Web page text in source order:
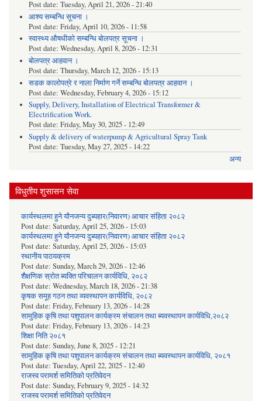
Post date: Tuesday, April 21, 2026 - 21:40
आश्य सम्बन्धि सूचना ।
Post date: Friday, April 10, 2026 - 11:58
स्वास्थ्य औषधीको सम्बन्धि बोलपत्र सूचना ।
Post date: Wednesday, April 8, 2026 - 12:31
बोलपत्र आहवान ।
Post date: Thursday, March 12, 2026 - 15:13
सडक कालोपत्रे र नाला निर्माण गर्ने सम्बन्धि बोलपत्र आहवान ।
Post date: Wednesday, February 4, 2026 - 15:12
Supply, Delivery, Installation of Electrical Transformer &
Electrification Work.
Post date: Friday, May 30, 2025 - 12:49
Supply & delivery of waterpump & Agricultural Spray Tank
Post date: Tuesday, May 27, 2025 - 14:22
अन्य
विधुतीय शुसासन सेवा
कार्यस्थलमा हुने यौनजन्य दुब्यहार(निवारण) आचार संहिता २०८२
Post date: Saturday, April 25, 2026 - 15:03
कार्यस्थलमा हुने यौनजन्य दुब्यहार(निवारण) आचार संहिता २०८२
Post date: Saturday, April 25, 2026 - 15:03
स्थानीय पाठयक्रम
Post date: Sunday, March 29, 2026 - 12:46
शैक्षणिक स्रोत ब्यक्ति परिचालन कार्यविधि, २०८२
Post date: Wednesday, March 18, 2026 - 21:38
कृषक समूह गठन तथा व्यवस्थापन कार्यविधि, २०८२
Post date: Friday, February 13, 2026 - 14:28
सामुहिक कृषि तथा पशुपालन कार्यक्रम संचालन तथा ब्यवस्थापन कार्यविधि,२०८२
Post date: Friday, February 13, 2026 - 14:23
शिक्षा निति २०८१
Post date: Sunday, June 8, 2025 - 12:21
सामुहिक कृषि तथा पशुपालन कार्यक्रम संचालन तथा ब्यवस्थापन कार्यविधि, २०८१
Post date: Tuesday, April 22, 2025 - 12:40
राजस्व परामर्श समितिको प्रतिवेदन
Post date: Sunday, February 9, 2025 - 14:32
राजस्व परामर्श समितिको प्रतिवेदन